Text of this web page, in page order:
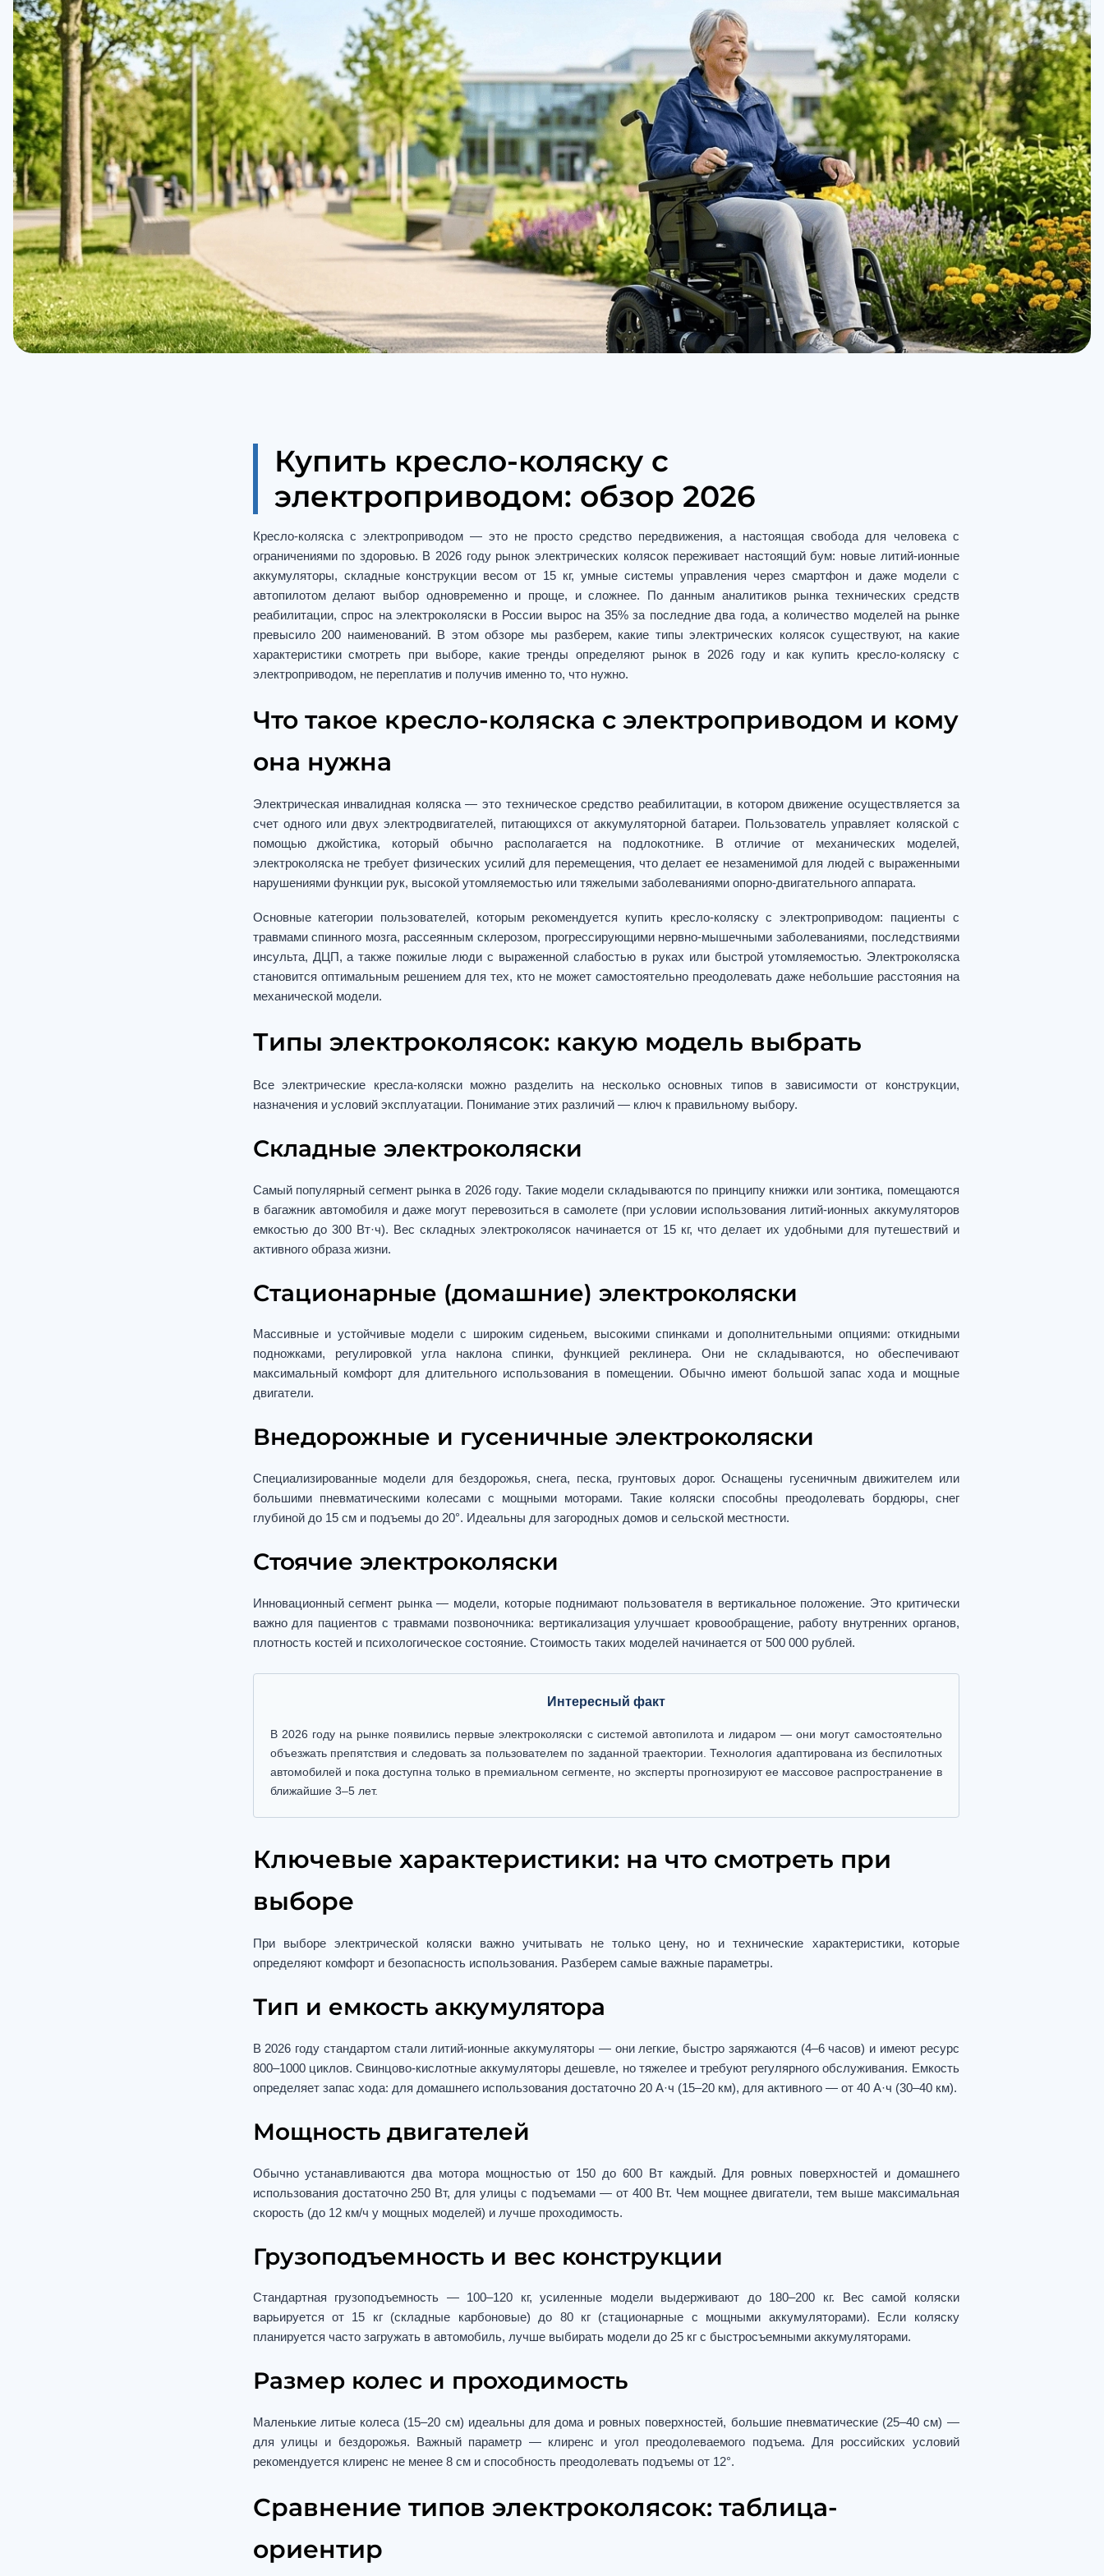
Купить кресло-коляску с
электроприводом: обзор 2026
Кресло-коляска с электроприводом — это не просто средство передвижения, а настоящая свобода для человека с
ограничениями по здоровью. В 2026 году рынок электрических колясок переживает настоящий бум: новые литий-ионные
аккумуляторы, складные конструкции весом от 15 кг, умные системы управления через смартфон и даже модели с
автопилотом делают выбор одновременно и проще, и сложнее. По данным аналитиков рынка технических средств
реабилитации, спрос на электроколяски в России вырос на 35% за последние два года, а количество моделей на рынке
превысило 200 наименований. В этом обзоре мы разберем, какие типы электрических колясок существуют, на какие
характеристики смотреть при выборе, какие тренды определяют рынок в 2026 году и как купить кресло-коляску с
электроприводом, не переплатив и получив именно то, что нужно.
Что такое кресло-коляска с электроприводом и кому
она нужна
Электрическая инвалидная коляска — это техническое средство реабилитации, в котором движение осуществляется за
счет одного или двух электродвигателей, питающихся от аккумуляторной батареи. Пользователь управляет коляской с
помощью джойстика, который обычно располагается на подлокотнике. В отличие от механических моделей,
электроколяска не требует физических усилий для перемещения, что делает ее незаменимой для людей с выраженными
нарушениями функции рук, высокой утомляемостью или тяжелыми заболеваниями опорно-двигательного аппарата.
Основные категории пользователей, которым рекомендуется купить кресло-коляску с электроприводом: пациенты с
травмами спинного мозга, рассеянным склерозом, прогрессирующими нервно-мышечными заболеваниями, последствиями
инсульта, ДЦП, а также пожилые люди с выраженной слабостью в руках или быстрой утомляемостью. Электроколяска
становится оптимальным решением для тех, кто не может самостоятельно преодолевать даже небольшие расстояния на
механической модели.
Типы электроколясок: какую модель выбрать
Все электрические кресла-коляски можно разделить на несколько основных типов в зависимости от конструкции,
назначения и условий эксплуатации. Понимание этих различий — ключ к правильному выбору.
Складные электроколяски
Самый популярный сегмент рынка в 2026 году. Такие модели складываются по принципу книжки или зонтика, помещаются
в багажник автомобиля и даже могут перевозиться в самолете (при условии использования литий-ионных аккумуляторов
емкостью до 300 Вт·ч). Вес складных электроколясок начинается от 15 кг, что делает их удобными для путешествий и
активного образа жизни.
Стационарные (домашние) электроколяски
Массивные и устойчивые модели с широким сиденьем, высокими спинками и дополнительными опциями: откидными
подножками, регулировкой угла наклона спинки, функцией реклинера. Они не складываются, но обеспечивают
максимальный комфорт для длительного использования в помещении. Обычно имеют большой запас хода и мощные
двигатели.
Внедорожные и гусеничные электроколяски
Специализированные модели для бездорожья, снега, песка, грунтовых дорог. Оснащены гусеничным движителем или
большими пневматическими колесами с мощными моторами. Такие коляски способны преодолевать бордюры, снег
глубиной до 15 см и подъемы до 20°. Идеальны для загородных домов и сельской местности.
Стоячие электроколяски
Инновационный сегмент рынка — модели, которые поднимают пользователя в вертикальное положение. Это критически
важно для пациентов с травмами позвоночника: вертикализация улучшает кровообращение, работу внутренних органов,
плотность костей и психологическое состояние. Стоимость таких моделей начинается от 500 000 рублей.
Интересный факт
В 2026 году на рынке появились первые электроколяски с системой автопилота и лидаром — они могут самостоятельно
объезжать препятствия и следовать за пользователем по заданной траектории. Технология адаптирована из беспилотных
автомобилей и пока доступна только в премиальном сегменте, но эксперты прогнозируют ее массовое распространение в
ближайшие 3–5 лет.
Ключевые характеристики: на что смотреть при
выборе
При выборе электрической коляски важно учитывать не только цену, но и технические характеристики, которые
определяют комфорт и безопасность использования. Разберем самые важные параметры.
Тип и емкость аккумулятора
В 2026 году стандартом стали литий-ионные аккумуляторы — они легкие, быстро заряжаются (4–6 часов) и имеют ресурс
800–1000 циклов. Свинцово-кислотные аккумуляторы дешевле, но тяжелее и требуют регулярного обслуживания. Емкость
определяет запас хода: для домашнего использования достаточно 20 А·ч (15–20 км), для активного — от 40 А·ч (30–40 км).
Мощность двигателей
Обычно устанавливаются два мотора мощностью от 150 до 600 Вт каждый. Для ровных поверхностей и домашнего
использования достаточно 250 Вт, для улицы с подъемами — от 400 Вт. Чем мощнее двигатели, тем выше максимальная
скорость (до 12 км/ч у мощных моделей) и лучше проходимость.
Грузоподъемность и вес конструкции
Стандартная грузоподъемность — 100–120 кг, усиленные модели выдерживают до 180–200 кг. Вес самой коляски
варьируется от 15 кг (складные карбоновые) до 80 кг (стационарные с мощными аккумуляторами). Если коляску
планируется часто загружать в автомобиль, лучше выбирать модели до 25 кг с быстросъемными аккумуляторами.
Размер колес и проходимость
Маленькие литые колеса (15–20 см) идеальны для дома и ровных поверхностей, большие пневматические (25–40 см) —
для улицы и бездорожья. Важный параметр — клиренс и угол преодолеваемого подъема. Для российских условий
рекомендуется клиренс не менее 8 см и способность преодолевать подъемы от 12°.
Сравнение типов электроколясок: таблица-
ориентир